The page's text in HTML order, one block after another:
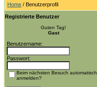
Home / Benutzerprofil
Registrierte Benutzer
Guten Tag!
Gast
Benutzername:
Passwort:
Beim nächsten Besuch automatisch
anmelden?